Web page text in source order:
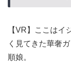
【VR】ここはイ
く見てきた華奢
順娘。